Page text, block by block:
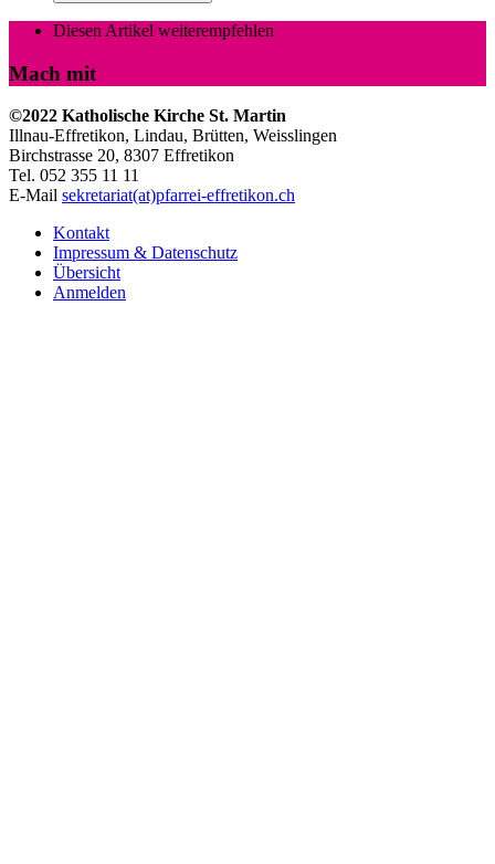
Diesen Artikel weiterempfehlen
Mach mit
©2022 Katholische Kirche St. Martin
Illnau-Effretikon, Lindau, Brütten, Weisslingen
Birchstrasse 20, 8307 Effretikon
Tel. 052 355 11 11
E-Mail sekretariat(at)pfarrei-effretikon.ch
Kontakt
Impressum & Datenschutz
Übersicht
Anmelden